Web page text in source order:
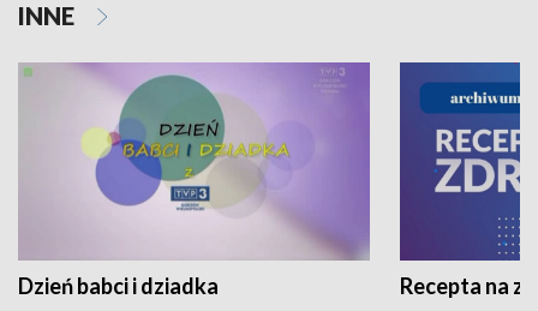
INNE
Dzień babci i dziadka Recepta na